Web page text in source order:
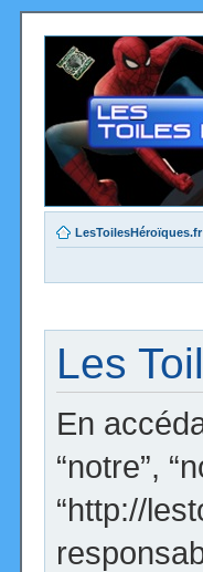
LesToilesHéroïques.fr
Les
En
“notre”,
“http://